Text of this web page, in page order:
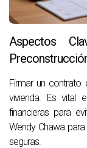
Aspectos
Firmar un contrato
vivienda. Es vital
financieras para
Wendy Chawa
seguras.